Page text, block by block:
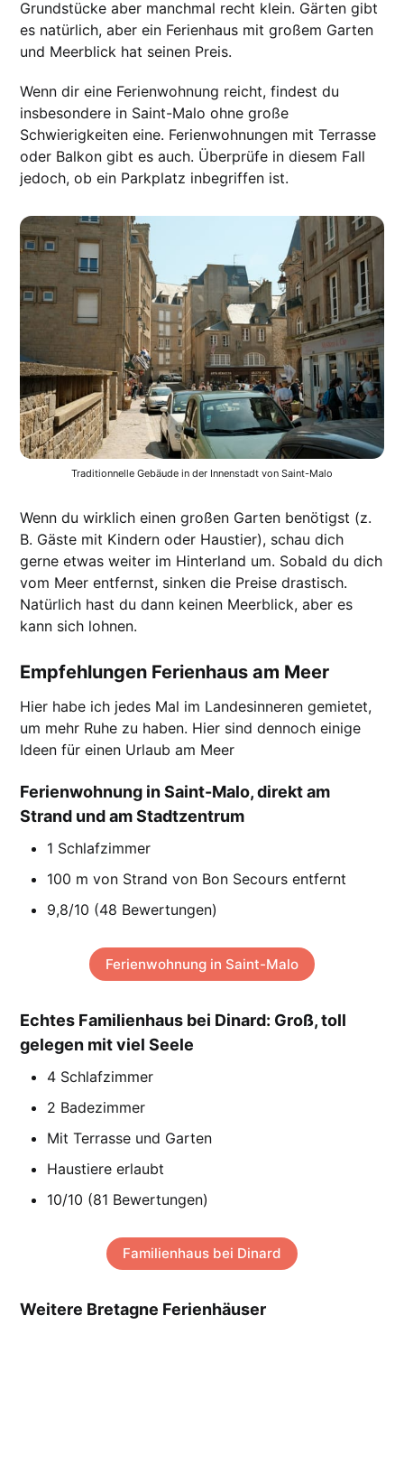
Grundstücke aber manchmal recht klein. Gärten gibt
es natürlich, aber ein Ferienhaus mit großem Garten
und Meerblick hat seinen Preis.
Wenn dir eine Ferienwohnung reicht, findest du
insbesondere in Saint-Malo ohne große
Schwierigkeiten eine. Ferienwohnungen mit Terrasse
oder Balkon gibt es auch. Überprüfe in diesem Fall
jedoch, ob ein Parkplatz inbegriffen ist.
Traditionnelle Gebäude in der Innenstadt von Saint-Malo
Wenn du wirklich einen großen Garten benötigst (z.
B. Gäste mit Kindern oder Haustier), schau dich
gerne etwas weiter im Hinterland um. Sobald du dich
vom Meer entfernst, sinken die Preise drastisch.
Natürlich hast du dann keinen Meerblick, aber es
kann sich lohnen.
Empfehlungen Ferienhaus am Meer
Hier habe ich jedes Mal im Landesinneren gemietet,
um mehr Ruhe zu haben. Hier sind dennoch einige
Ideen für einen Urlaub am Meer
Ferienwohnung in Saint-Malo, direkt am
Strand und am Stadtzentrum
1 Schlafzimmer
100 m von Strand von Bon Secours entfernt
9,8/10 (48 Bewertungen)
Ferienwohnung in Saint-Malo
Echtes Familienhaus bei Dinard: Groß, toll
gelegen mit viel Seele
4 Schlafzimmer
2 Badezimmer
Mit Terrasse und Garten
Haustiere erlaubt
10/10 (81 Bewertungen)
Familienhaus bei Dinard
Weitere Bretagne Ferienhäuser